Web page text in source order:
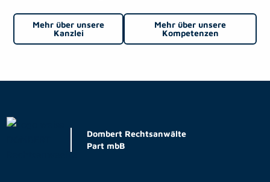
Mehr über unsere
Kanzlei
Mehr über unsere
Kompetenzen
Dombert Rechtsanwälte
Part mbB